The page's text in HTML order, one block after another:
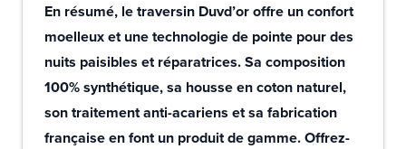
En résumé, le traversin Duvd’or offre un confort
moelleux et une technologie de pointe pour des
nuits paisibles et réparatrices. Sa composition
100% synthétique, sa housse en coton naturel,
son traitement anti-acariens et sa fabrication
française en font un produit de gamme. Offrez-